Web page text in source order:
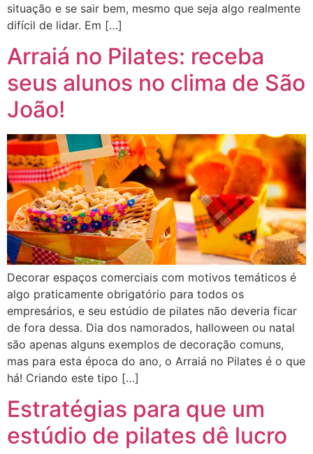
situação e se sair bem, mesmo que seja algo realmente
difícil de lidar. Em […]
Arraiá no Pilates: receba
seus alunos no clima de São
João!
Decorar espaços comerciais com motivos temáticos é
algo praticamente obrigatório para todos os
empresários, e seu estúdio de pilates não deveria ficar
de fora dessa. Dia dos namorados, halloween ou natal
são apenas alguns exemplos de decoração comuns,
mas para esta época do ano, o Arraiá no Pilates é o que
há! Criando este tipo […]
Estratégias para que um
estúdio de pilates dê lucro